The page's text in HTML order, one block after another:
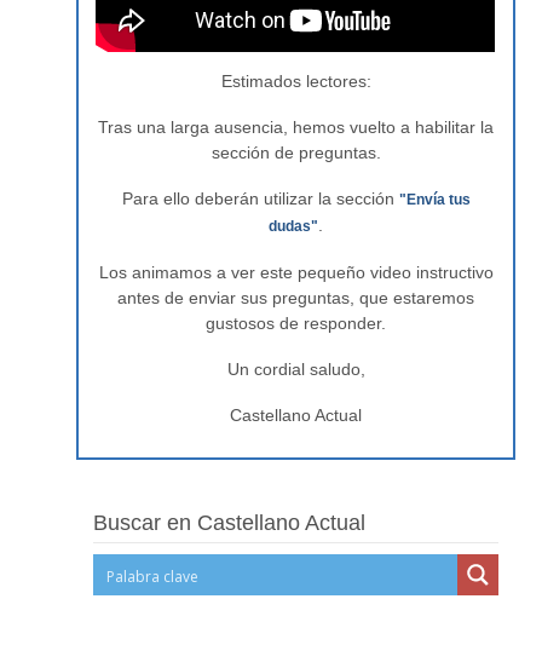
Estimados lectores:
Tras una larga ausencia, hemos vuelto a habilitar la
sección de preguntas.
Para ello deberán utilizar la sección "Envía tus
dudas"
Los animamos a ver este pequeño video instructivo
antes de enviar sus preguntas, que estaremos
gustosos de responder.
Un cordial saludo,
Castellano Actual
Buscar en Castellano Actual